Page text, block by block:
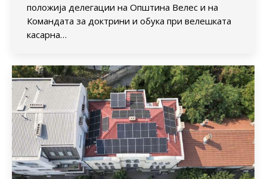
положија делегации на Општина Велес и на
Командата за доктрини и обука при велешката
касарна…